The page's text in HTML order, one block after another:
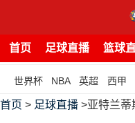
首页 足球直播 篮球
世界杯 NBA 英超 西甲
首页 > 足球直播 >亚特兰蒂